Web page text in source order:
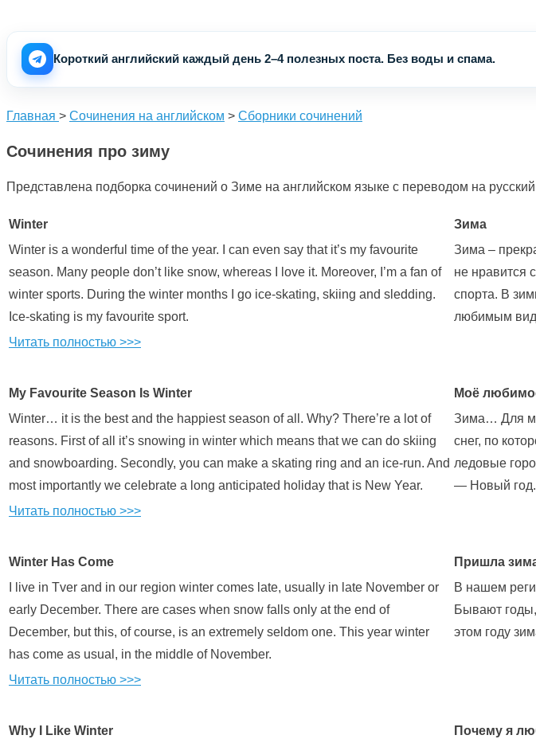
Короткий английский каждый день 2–4 полезных поста. Без воды и спама.
Главная > Сочинения на английском > Сборники сочинений
Сочинения про зиму
Представлена подборка сочинений о Зиме на английском языке с переводом на
Winter
Зима
Winter is a wonderful time of the year. I can even say that it’s my favourite
season. Many people don’t like snow, whereas I love it. Moreover, I’m a fan of
winter sports. During the winter months I go ice-skating, skiing and sledding.
Ice-skating is my favourite sport.
Зима –
не нравится
спорта. В
любимым
Читать полностью >>>
My Favourite Season Is Winter
Моё
Winter… it is the best and the happiest season of all. Why? There’re a lot of
reasons. First of all it’s snowing in winter which means that we can do skiing
and snowboarding. Secondly, you can make a skating ring and an ice-run. And
most importantly we celebrate a long anticipated holiday that is New Year.
Зима… Для
снег, по
ледовые
— Новый год.
Читать полностью >>>
Winter Has Come
Пришла
I live in Tver and in our region winter comes late, usually in late November or
early December. There are cases when snow falls only at the end of
December, but this, of course, is an extremely seldom one. This year winter
has come as usual, in the middle of November.
В нашем
Бывают годы,
этом году
Читать полностью >>>
Why I Like Winter
Почему я